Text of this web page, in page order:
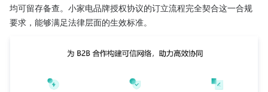
均可留存备查。小家电品牌授权协议的订立流程完全契合这一合规
要求，能够满足法律层面的生效标准。